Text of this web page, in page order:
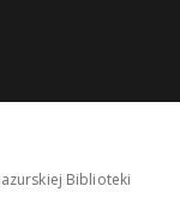
Biblioteki